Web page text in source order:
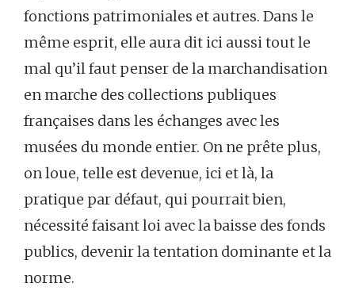
fonctions patrimoniales et autres. Dans le
même esprit, elle aura dit ici aussi tout le
mal qu’il faut penser de la marchandisation
en marche des collections publiques
françaises dans les échanges avec les
musées du monde entier. On ne prête plus,
on loue, telle est devenue, ici et là, la
pratique par défaut, qui pourrait bien,
nécessité faisant loi avec la baisse des fonds
publics, devenir la tentation dominante et la
norme.